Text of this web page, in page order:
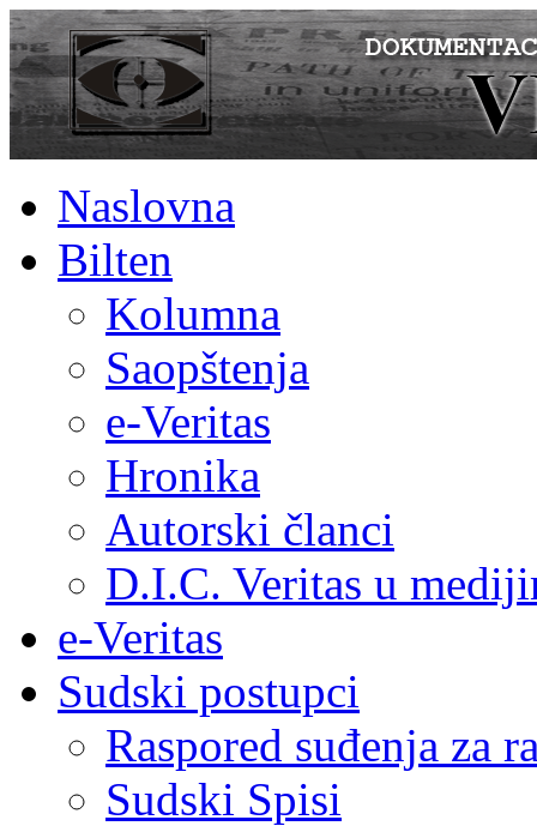
Naslovna
Bilten
Kolumna
Saopštenja
e-Veritas
Hronika
Autorski članci
D.I.C. Veritas u
e-Veritas
Sudski postupci
Raspored suđenja za
Sudski Spisi